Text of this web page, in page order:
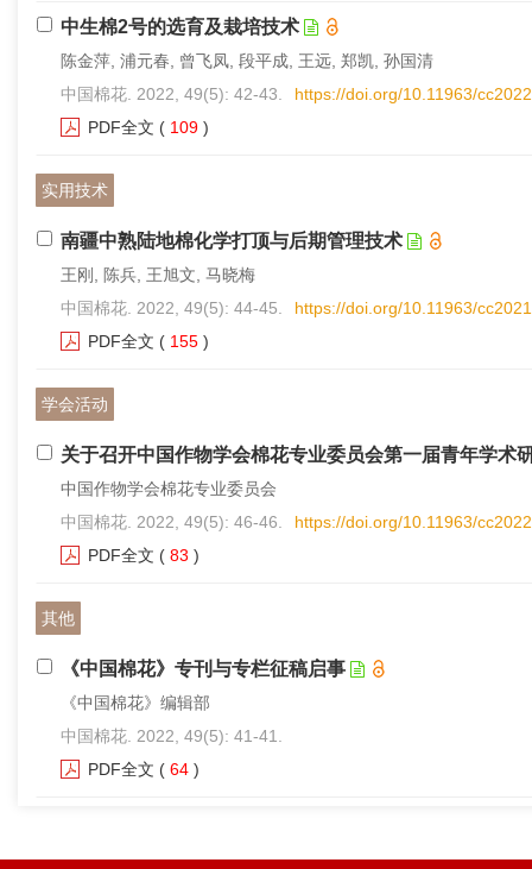
中生棉2号的选育及栽培技术
陈金萍, 浦元春, 曾飞凤, 段平成, 王远, 郑凯, 孙国清
中国棉花. 2022, 49(5): 42-43.
https://doi.org/10.11963/
PDF全文 ( 109 )
实用技术
南疆中熟陆地棉化学打顶与后期管理技术
王刚, 陈兵, 王旭文, 马晓梅
中国棉花. 2022, 49(5): 44-45.
https://doi.org/10.11963/
PDF全文 ( 155 )
学会活动
关于召开中国作物学会棉花专业委员会第一届青年学术
中国作物学会棉花专业委员会
中国棉花. 2022, 49(5): 46-46.
https://doi.org/10.11963/
PDF全文 ( 83 )
其他
《中国棉花》专刊与专栏征稿启事
《中国棉花》编辑部
中国棉花. 2022, 49(5): 41-41.
PDF全文 ( 64 )